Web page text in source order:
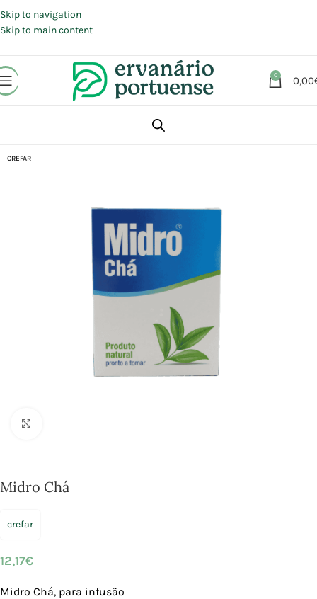
Skip to navigation
Skip to main content
0 0,00
CREFAR
Midro Chá
crefar
12,17€
Midro Chá, para infusão